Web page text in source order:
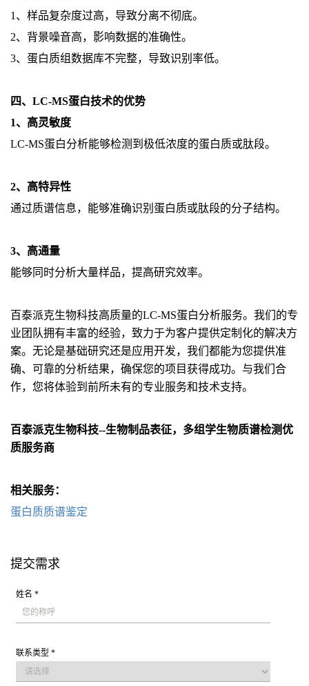
1、样品复杂度过高，导致分离不彻底。
2、背景噪音高，影响数据的准确性。
3、蛋白质组数据库不完整，导致识别率低。
四、LC-MS蛋白技术的优势
1、高灵敏度
LC-MS蛋白分析能够检测到极低浓度的蛋白质或肽段。
2、高特异性
通过质谱信息，能够准确识别蛋白质或肽段的分子结构。
3、高通量
能够同时分析大量样品，提高研究效率。
百泰派克生物科技高质量的LC-MS蛋白分析服务。我们的专
业团队拥有丰富的经验，致力于为客户提供定制化的解决方
案。无论是基础研究还是应用开发，我们都能为您提供准
确、可靠的分析结果，确保您的项目获得成功。与我们合
作，您将体验到前所未有的专业服务和技术支持。
百泰派克生物科技--生物制品表征，多组学生物质谱检测优
质服务商
相关服务：
蛋白质质谱鉴定
提交需求
姓名 *
联系类型 *